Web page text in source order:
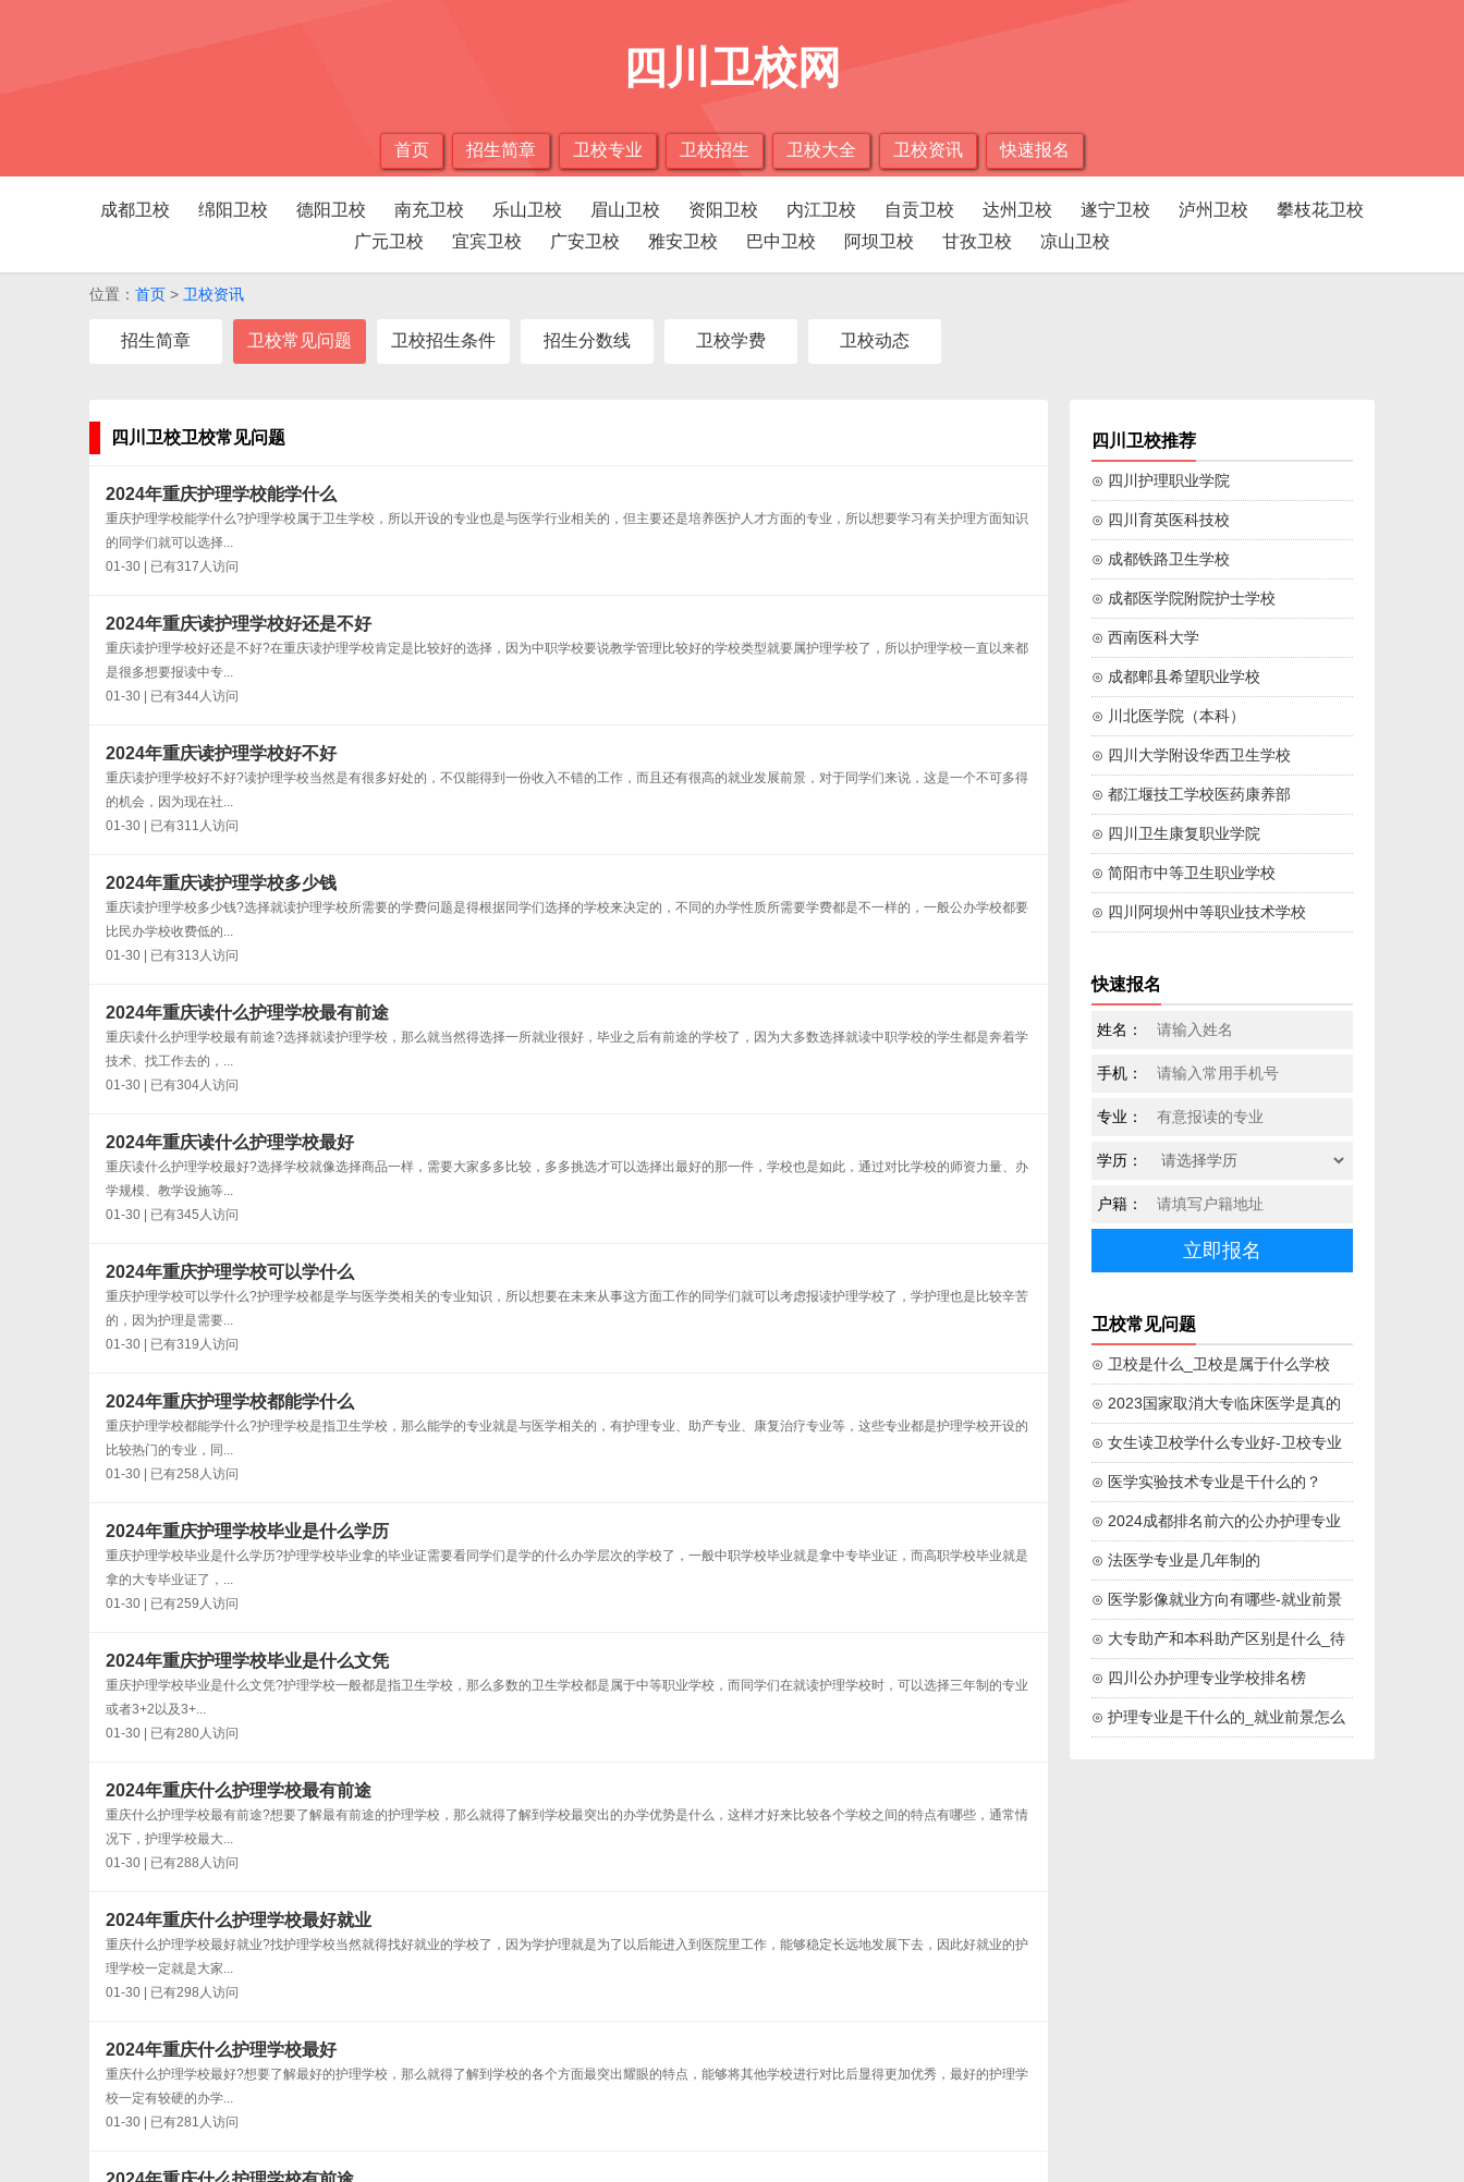
四川卫校网
首页 招生简章 卫校专业 卫校招生 卫校大全 卫校资讯 快速报名
成都卫校 绵阳卫校 德阳卫校 南充卫校 乐山卫校 眉山卫校 资阳卫校 内江卫校 自贡卫校 达州卫校 遂宁卫校 泸州卫校
攀枝花卫校
广元卫校
宜宾卫校 广安卫校 雅安卫校 巴中卫校 阿坝卫校 甘孜卫校 凉山卫校
位置： 首页 > 卫校资讯
招生简章 卫校常见问题 卫校招生条件 招生分数线 卫校学费 卫校动态
四川卫校卫校常见问题
2024年重庆护理学校能学什么
重庆护理学校能学什么?护理学校属于卫生学校，所以开设的专业也是与医学行业相关的，但主要还是培养医护人才方面的专业，所以想要学习有关护理方面知识
的同学们就可以选择...
01-30 | 已有317人访问
2024年重庆读护理学校好还是不好
重庆读护理学校好还是不好?在重庆读护理学校肯定是比较好的选择，因为中职学校要说教学管理比较好的学校类型就要属护理学校了，所以护理学校一直以来都
是很多想要报读中专...
01-30 | 已有344人访问
2024年重庆读护理学校好不好
重庆读护理学校好不好?读护理学校当然是有很多好处的，不仅能得到一份收入不错的工作，而且还有很高的就业发展前景，对于同学们来说，这是一个不可多得
的机会，因为现在社...
01-30 | 已有311人访问
2024年重庆读护理学校多少钱
重庆读护理学校多少钱?选择就读护理学校所需要的学费问题是得根据同学们选择的学校来决定的，不同的办学性质所需要学费都是不一样的，一般公办学校都要
比民办学校收费低的...
01-30 | 已有313人访问
2024年重庆读什么护理学校最有前途
重庆读什么护理学校最有前途?选择就读护理学校，那么就当然得选择一所就业很好，毕业之后有前途的学校了，因为大多数选择就读中职学校的学生都是奔着学
技术、找工作去的，...
01-30 | 已有304人访问
2024年重庆读什么护理学校最好
重庆读什么护理学校最好?选择学校就像选择商品一样，需要大家多多比较，多多挑选才可以选择出最好的那一件，学校也是如此，通过对比学校的师资力量、办
学规模、教学设施等...
01-30 | 已有345人访问
2024年重庆护理学校可以学什么
重庆护理学校可以学什么?护理学校都是学与医学类相关的专业知识，所以想要在未来从事这方面工作的同学们就可以考虑报读护理学校了，学护理也是比较辛苦
的，因为护理是需要...
01-30 | 已有319人访问
2024年重庆护理学校都能学什么
重庆护理学校都能学什么?护理学校是指卫生学校，那么能学的专业就是与医学相关的，有护理专业、助产专业、康复治疗专业等，这些专业都是护理学校开设的
比较热门的专业，同...
01-30 | 已有258人访问
2024年重庆护理学校毕业是什么学历
重庆护理学校毕业是什么学历?护理学校毕业拿的毕业证需要看同学们是学的什么办学层次的学校了，一般中职学校毕业就是拿中专毕业证，而高职学校毕业就是
拿的大专毕业证了，...
01-30 | 已有259人访问
2024年重庆护理学校毕业是什么文凭
重庆护理学校毕业是什么文凭?护理学校一般都是指卫生学校，那么多数的卫生学校都是属于中等职业学校，而同学们在就读护理学校时，可以选择三年制的专业
或者3+2以及3+...
01-30 | 已有280人访问
2024年重庆什么护理学校最有前途
重庆什么护理学校最有前途?想要了解最有前途的护理学校，那么就得了解到学校最突出的办学优势是什么，这样才好来比较各个学校之间的特点有哪些，通常情
况下，护理学校最大...
01-30 | 已有288人访问
2024年重庆什么护理学校最好就业
重庆什么护理学校最好就业?找护理学校当然就得找好就业的学校了，因为学护理就是为了以后能进入到医院里工作，能够稳定长远地发展下去，因此好就业的护
理学校一定就是大家...
01-30 | 已有298人访问
2024年重庆什么护理学校最好
重庆什么护理学校最好?想要了解最好的护理学校，那么就得了解到学校的各个方面最突出耀眼的特点，能够将其他学校进行对比后显得更加优秀，最好的护理学
校一定有较硬的办学...
01-30 | 已有281人访问
四川卫校推荐
⊙ 四川护理职业学院
⊙ 四川育英医科技校
⊙ 成都铁路卫生学校
⊙ 成都医学院附院护士学校
⊙ 西南医科大学
⊙ 成都郫县希望职业学校
⊙ 川北医学院（本科）
⊙ 四川大学附设华西卫生学校
⊙ 都江堰技工学校医药康养部
⊙ 四川卫生康复职业学院
⊙ 简阳市中等卫生职业学校
⊙ 四川阿坝州中等职业技术学校
快速报名
姓名：
手机：
专业：
学历：
户籍：
卫校常见问题
⊙ 卫校是什么_卫校是属于什么学校
⊙ 2023国家取消大专临床医学是真的
吗
⊙ 女生读卫校学什么专业好-卫校专业
学校推荐
⊙ 医学实验技术专业是干什么的？
⊙ 2024成都排名前六的公办护理专业
学校名单
⊙ 法医学专业是几年制的
⊙ 医学影像就业方向有哪些-就业前景
怎么样
⊙ 大专助产和本科助产区别是什么_待
遇一样吗
⊙ 四川公办护理专业学校排名榜
（2024最新）
⊙ 护理专业是干什么的_就业前景怎么